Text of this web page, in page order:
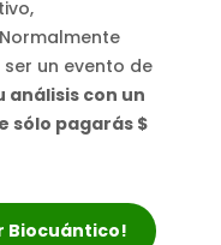
un evento de
análisis con un
sólo pagarás $
Biocuántico!